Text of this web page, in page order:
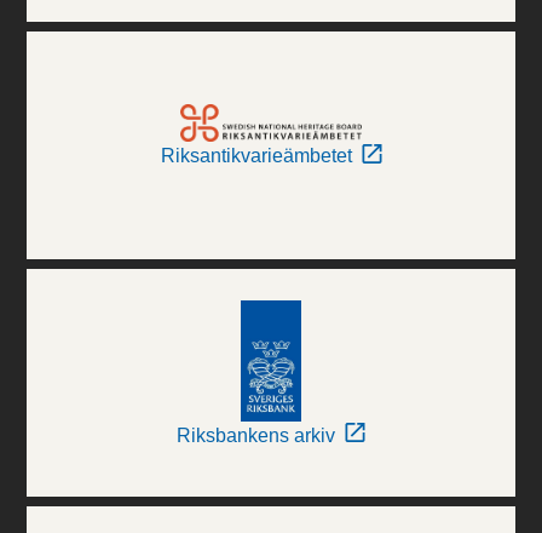
Riksantikvarieämbetet
Riksbankens arkiv